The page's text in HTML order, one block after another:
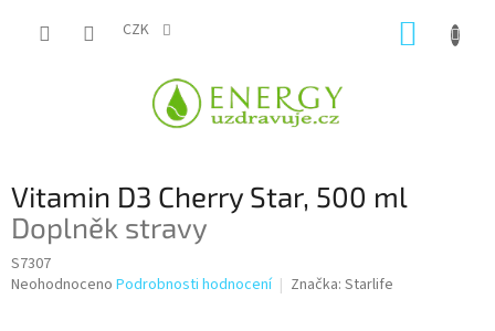
CZK
Vitamin D3 Cherry Star, 500 ml
Doplněk stravy
S7307
Průměrné
Neohodnoceno Podrobnosti hodnocení Značka: Starlife